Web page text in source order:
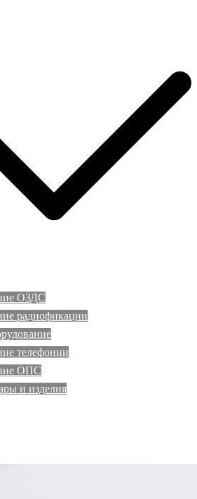
ОЗДС
радиофикации
телефонии
ОПС
и изделия